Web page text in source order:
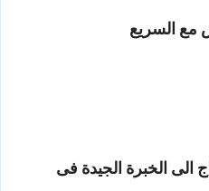
مع السريع
الى الخبرة الجيدة فى